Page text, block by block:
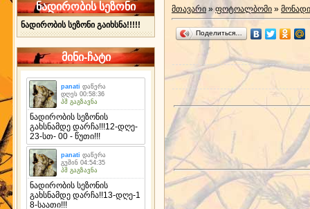
ნადირობის სეზონი
ნადირობის სეზონი გაიხსნა!!!!!
მინი-ჩატი
მთავარი » ფოტოალბომი »
Поделиться…